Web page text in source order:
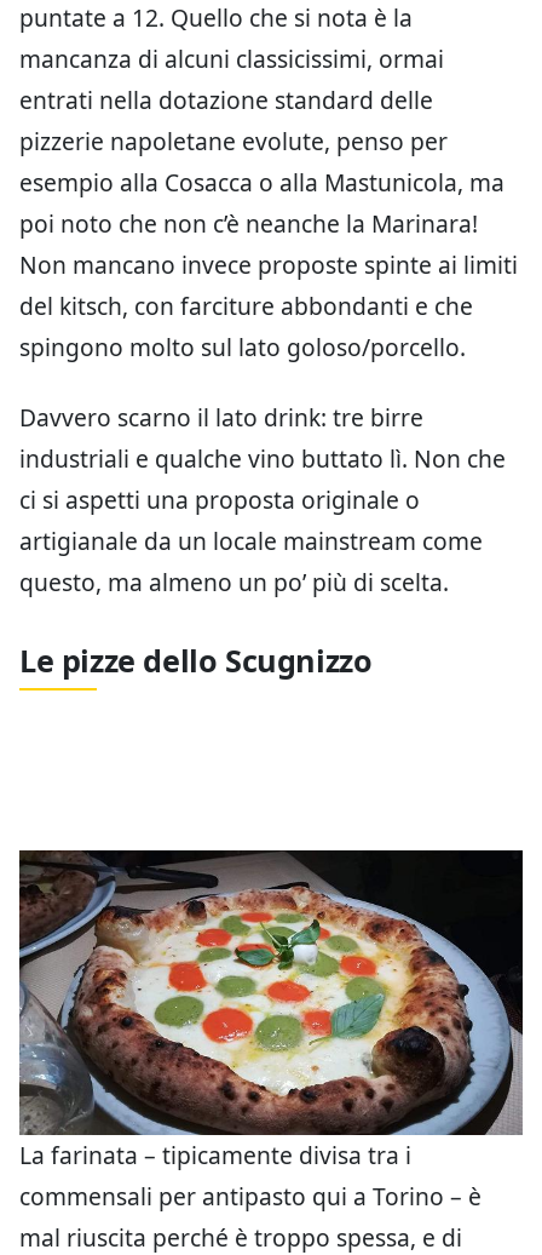
puntate a 12. Quello che si nota è la
mancanza di alcuni classicissimi, ormai
entrati nella dotazione standard delle
pizzerie napoletane evolute, penso per
esempio alla Cosacca o alla Mastunicola, ma
poi noto che non c’è neanche la Marinara!
Non mancano invece proposte spinte ai limiti
del kitsch, con farciture abbondanti e che
spingono molto sul lato goloso/porcello.
Davvero scarno il lato drink: tre birre
industriali e qualche vino buttato lì. Non che
ci si aspetti una proposta originale o
artigianale da un locale mainstream come
questo, ma almeno un po’ più di scelta.
Le pizze dello Scugnizzo
La farinata – tipicamente divisa tra i
commensali per antipasto qui a Torino – è
mal riuscita perché è troppo spessa, e di